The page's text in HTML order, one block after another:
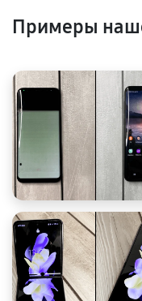
Примеры